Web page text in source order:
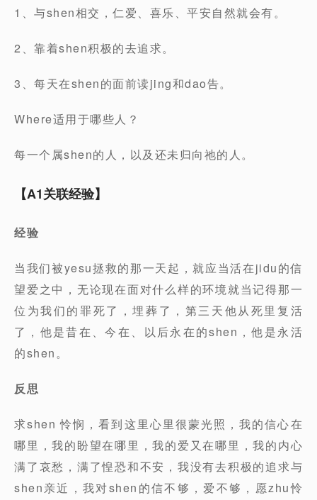
1、与shen相交，仁爱、喜乐、平安自然就会有。
2、靠着shen积极的去追求。
3、每天在shen的面前读jing和dao告。
Where适用于哪些人？
每一个属shen的人，以及还未归向祂的人。
【A1关联经验】
经验
当我们被yesu拯救的那一天起，就应当活在jidu的信
望爱之中，无论现在面对什么样的环境就当记得那一
位为我们的罪死了，埋葬了，第三天他从死里复活
了，他是昔在、今在、以后永在的shen，他是永活
的shen。
反思
求shen 怜悯，看到这里心里很蒙光照，我的信心在
哪里，我的盼望在哪里，我的爱又在哪里，我的内心
满了哀愁，满了惶恐和不安，我没有去积极的追求与
shen亲近，我对shen的信不够，爱不够，愿zhu怜